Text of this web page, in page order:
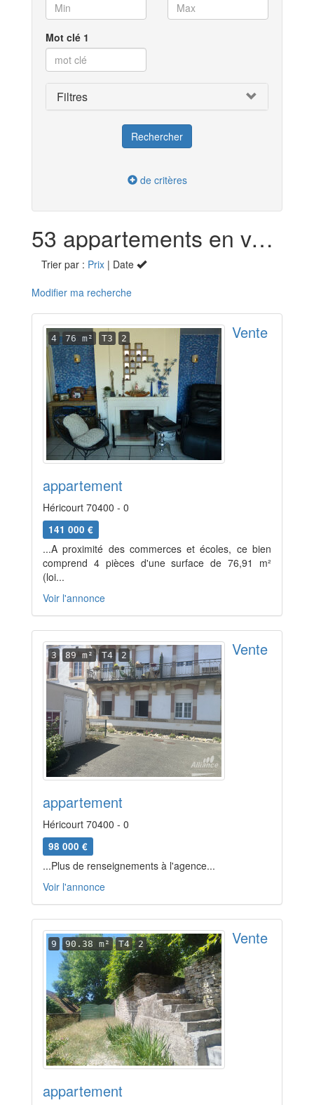
Mot clé 1
Filtres
de critères
53 appartements en vente dans la Haute-Saône (70)
Trier par : Prix | Date
Modifier ma recherche
4 76 m² T3 2 Vente
appartement
Héricourt 70400 - 0
141 000 €
...A proximité des commerces et écoles, ce bien
comprend 4 pièces d'une surface de 76,91 m²
(loi...
Voir l'annonce
3 89 m² T4 2 Vente
appartement
Héricourt 70400 - 0
98 000 €
...Plus de renseignements à l'agence...
Voir l'annonce
9 90.38 m² T4 2 Vente
appartement